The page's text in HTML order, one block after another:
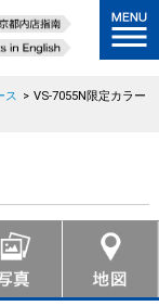
ス > VS-7055N限定カラー